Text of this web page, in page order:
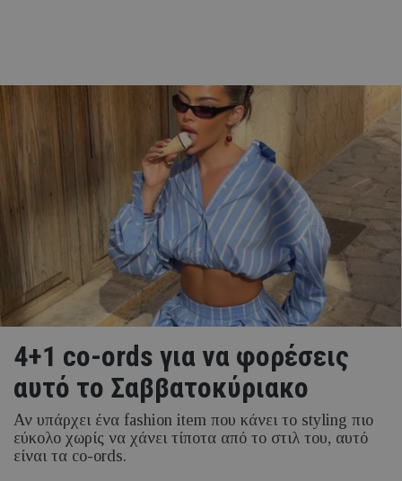
4+1 co-ords για να φορέσεις
αυτό το Σαββατοκύριακο
Αν υπάρχει ένα fashion item που κάνει το styling πιο
εύκολο χωρίς να χάνει τίποτα από το στιλ του, αυτό
είναι τα co-ords.